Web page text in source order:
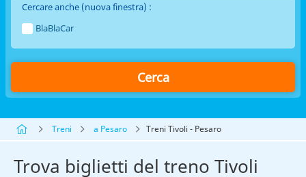
Cercare anche (nuova finestra) :
BlaBlaCar
Cerca
Treni a Pesaro Treni Tivoli - Pesaro
Trova biglietti del treno Tivoli